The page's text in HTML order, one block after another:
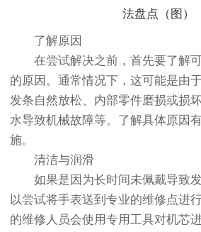
了解原因
在尝试解决之前，首先要了解可
的原因。通常情况下，这可能是由
发条自然放松、内部零件磨损或损
水导致机械故障等。了解具体原因
施。
清洁与润滑
如果是因为长时间未佩戴导致发
以尝试将手表送到专业的维修点进
的维修人员会使用专用工具对机芯